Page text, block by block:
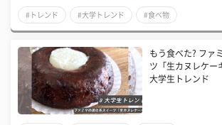
#トレンド #大学トレンド #食べ物
もう食べた? ファ
ツ「生カヌレケー
大学生トレンド